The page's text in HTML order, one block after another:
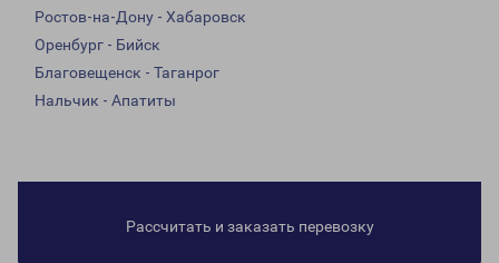
Ростов-на-Дону - Хабаровск
Оренбург - Бийск
Благовещенск - Таганрог
Нальчик - Апатиты
Рассчитать и заказать перевозку